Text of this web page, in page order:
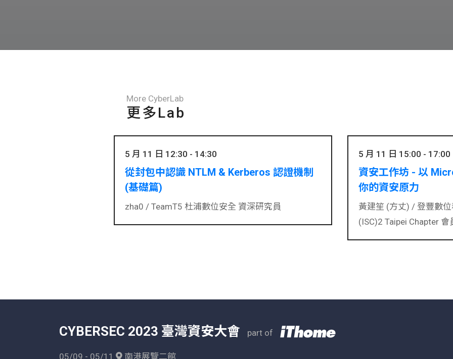
More CyberLab
更多Lab
5 月 11 日 12:30 - 14:30
從封包中認識 NTLM & Kerberos 認證機制
(基礎篇)
zha0 / TeamT5 杜浦數位安全 資深研究員
5 月 11 日 15:00 - 17:00
資安工作坊 - 以
你的資安原力
黃建笙 (方丈) / 登豐數
(ISC)2 Taipei Chapter 會
CYBERSEC 2023 臺灣資安大會 part of
05/09 - 05/11 南港展覽二館